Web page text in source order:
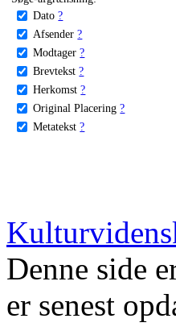
Dato ?
Afsender ?
Modtager ?
Brevtekst ?
Herkomst ?
Original Placering ?
Metatekst ?
Denne side
er senest